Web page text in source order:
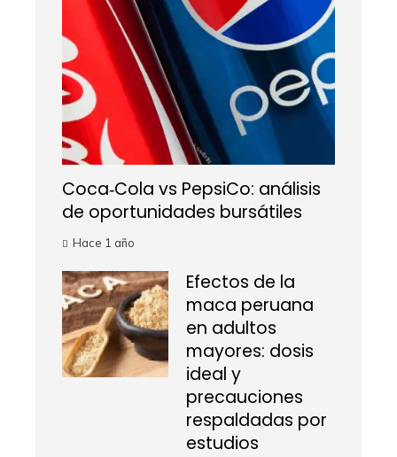
Coca‑Cola vs PepsiCo: análisis
de oportunidades bursátiles
Hace 1 año
Efectos de la
maca peruana
en adultos
mayores: dosis
ideal y
precauciones
respaldadas por
estudios